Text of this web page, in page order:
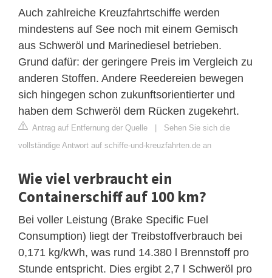
Auch zahlreiche Kreuzfahrtschiffe werden
mindestens auf See noch mit einem Gemisch
aus Schweröl und Marinediesel betrieben.
Grund dafür: der geringere Preis im Vergleich zu
anderen Stoffen. Andere Reedereien bewegen
sich hingegen schon zukunftsorientierter und
haben dem Schweröl dem Rücken zugekehrt.
Antrag auf Entfernung der Quelle | Sehen Sie sich die
vollständige Antwort auf schiffe-und-kreuzfahrten.de an
Wie viel verbraucht ein
Containerschiff auf 100 km?
Bei voller Leistung (Brake Specific Fuel
Consumption) liegt der Treibstoffverbrauch bei
0,171 kg/kWh, was rund 14.380 l Brennstoff pro
Stunde entspricht. Dies ergibt 2,7 l Schweröl pro